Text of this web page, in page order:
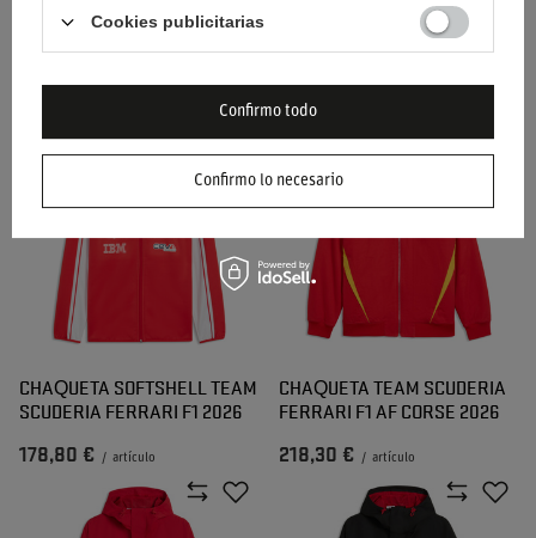
CHAQUETA TEAM SCUDERIA
FERRARI F1 REVERSIBLE
CHAQUETA RACING TEAM
SCUDERIA FERRARI F1 2026
239,20 €
CHAQUETA SOFTSHELL TEAM
SCUDERIA FERRARI F1 2026
178,80 € / artículo
CHAQUETA TEAM SCUDERIA
FERRARI F1 AF CORSE 2026
218,30 € / artículo
Cookies publicitarias
Confirmo lo necesario
Confirmo todo